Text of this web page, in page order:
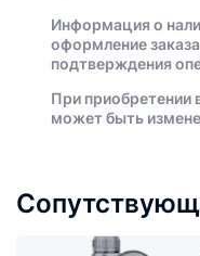
Информация о
оформление
подтверждения
При приобретении
может быть